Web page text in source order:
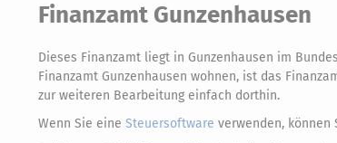
Finanzamt Gunzenhausen
Dieses Finanzamt liegt in Gunzenhausen im
Finanzamt Gunzenhausen wohnen, ist das
zur weiteren Bearbeitung einfach dorthin.
Wenn Sie eine Steuersoftware verwenden,